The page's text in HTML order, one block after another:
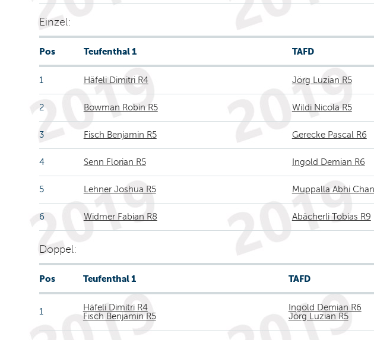
Einzel:
Pos Teufenthal 1 TAFD
1 Häfeli Dimitri R4 Jörg Luzian R5
2 Bowman Robin R5 Wildi Nicola R5
3 Fisch Benjamin R5 Gerecke Pascal R6
4 Senn Florian R5 Ingold Demian R6
5 Lehner Joshua R5 Muppalla Abhi
6 Widmer Fabian R8 Abächerli Tobias R9
Doppel:
Pos Teufenthal 1 TAFD
1
Häfeli Dimitri R4
Fisch Benjamin R5
Ingold Demian R6
Jörg Luzian R5